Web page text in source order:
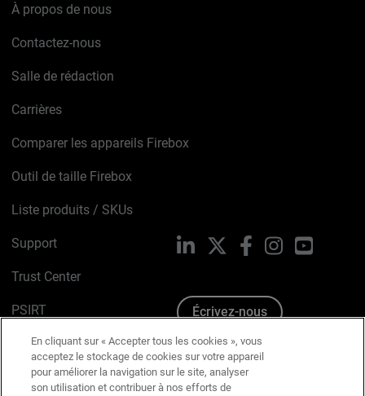
À propos de nous
Contactez-nous
Salle de rédaction
Carrières
Comparer les appareils Firebox
Outil de taille Firebox
Liste produits / SKUs
Support
Trust Center
PSIRT
Avis sur les cookies
Politique de confidentialité
LinkedIn FacebookInstagramYouTube
Écrivez-nous
En cliquant sur « Accepter tous les cookies », vous
acceptez le stockage de cookies sur votre appareil
pour améliorer la navigation sur le site, analyser
son utilisation et contribuer à nos efforts de